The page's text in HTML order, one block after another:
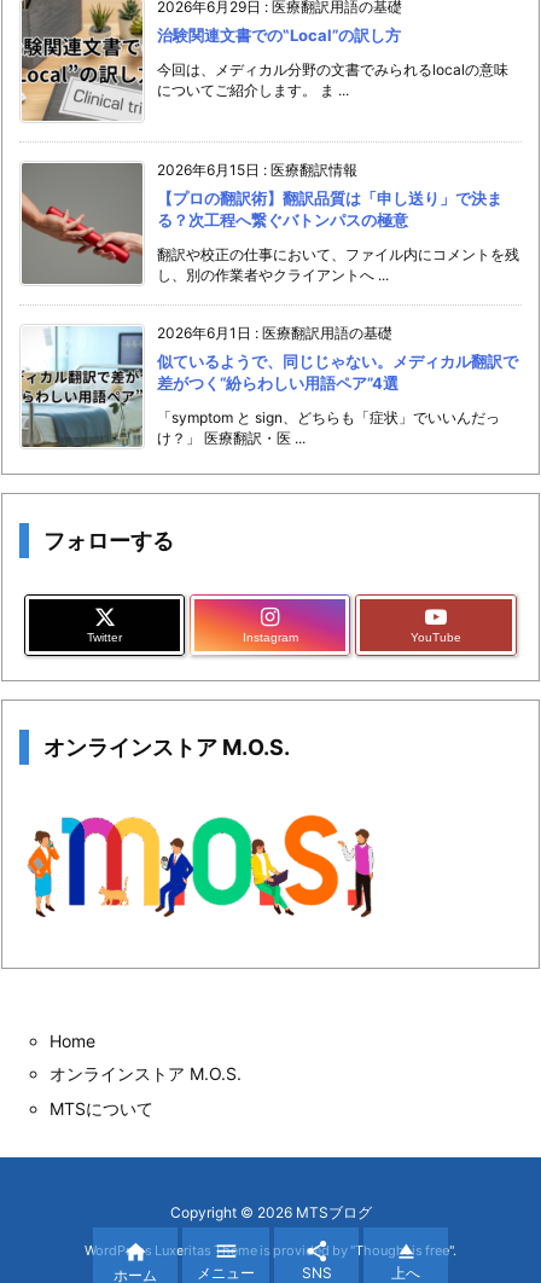
2026年6月29日 : 医療翻訳用語の基礎
治験関連文書での‟Local”の訳し方
今回は、メディカル分野の文書でみられるlocalの意味
についてご紹介します。 ま ...
2026年6月15日 : 医療翻訳情報
【プロの翻訳術】翻訳品質は「申し送り」で決ま
る？次工程へ繋ぐバトンパスの極意
翻訳や校正の仕事において、ファイル内にコメントを残
し、別の作業者やクライアントへ ...
2026年6月1日 : 医療翻訳用語の基礎
似ているようで、同じじゃない。メディカル翻訳で
差がつく“紛らわしい用語ペア”4選
「symptom と sign、どちらも「症状」でいいんだっ
け？」 医療翻訳・医 ...
フォローする
Twitter Instagram YouTube
オンラインストア M.O.S.
Home
オンラインストア M.O.S.
MTSについて
Copyright © 2026 MTSブログ
WordPress Luxeritas Theme is provided by "Thought is free".

ホーム

メニュー

SNS

上へ